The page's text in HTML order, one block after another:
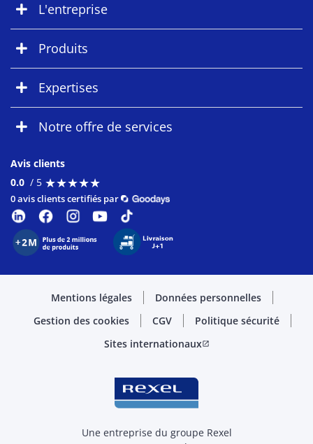
L'entreprise
Produits
Expertises
Notre offre de services
Avis clients
0.0 / 5 ★★★★★
★★★★★
0 avis clients certifiés par
Mentions légales
Données personnelles
Gestion des cookies
CGV
Politique sécurité
Sites internationauxopen_in_new
Une entreprise du groupe Rexel